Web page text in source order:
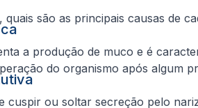
são as principais causas de
a produção de muco e é
do organismo após algum
ou soltar secreção pelo